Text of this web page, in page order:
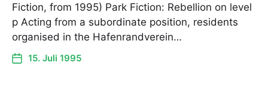
Fiction, from 1995) Park Fiction: Rebellion on level
p Acting from a subordinate position, residents
organised in the Hafenrandverein…
15. Juli 1995